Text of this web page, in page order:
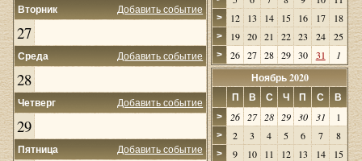
Добавить событие
Вторник
27
Добавить событие
Среда
28
Добавить событие
Четверг
29
Добавить событие
Пятница
> 12 13 14 15 16 17 18
> 19 20 21 22 23 24 25
> 26 27 28 29 30 31 1
Ноябрь 2020
П
В С Ч П С В
> 26 27 28 29 30 31 1
> 2 3 4 5 6 7 8
> 9 10 11 12 13 14 15